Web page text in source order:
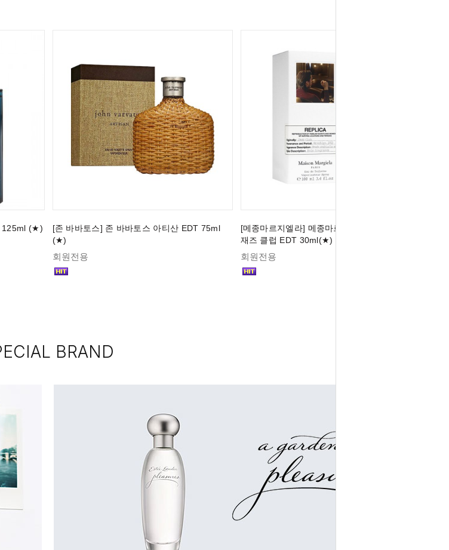
125ml (★)
[존 바바토스] 존 바바토스 아티산 EDT 75ml
(★)
회원전용
[메종마르지엘라] 메종마르지엘라 레플리카
재즈 클럽 EDT 30ml(★)
회원전용
BRAND